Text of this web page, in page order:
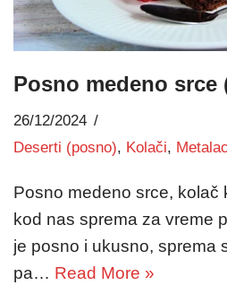
Posno medeno srce
26/12/2024
Deserti (posno), Kolači,
Posno medeno srce, kolač
kod nas sprema za vreme
je posno i ukusno, sprema
pa… Read More »